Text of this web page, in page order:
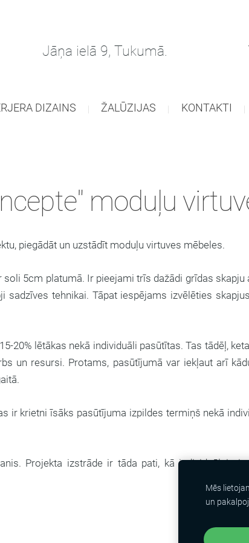
Jāņa ielā 9, Tukumā. Tel.
DIZAINS ŽALŪZIJAS KONTAKTI
moduļu
piegādāt un uzstādīt moduļu virtuves mēbeles.
5cm platumā. Ir pieejami trīs dažādi grīdas
sadzīves tehnikai. Tāpat iespējams izvēlēties
20% lētākas nekā individuāli pasūtītas. Tas tādēļ,
un resursi. Protams, pasūtījumā var iekļaut arī
ir krietni īsāks pasūtījuma izpildes termiņš nekā
Projekta izstrāde ir tāda pati, kā individuālai
Mēs
un